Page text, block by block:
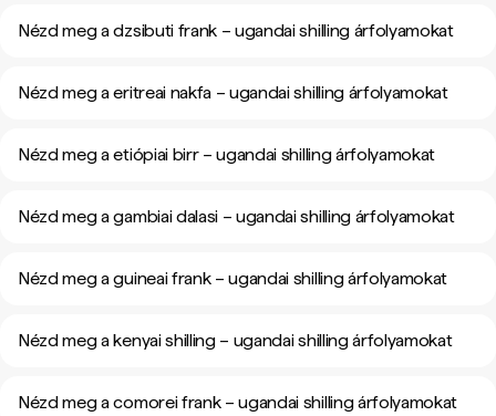
Nézd meg a dzsibuti frank – ugandai shilling árfolyamokat
Nézd meg a eritreai nakfa – ugandai shilling árfolyamokat
Nézd meg a etiópiai birr – ugandai shilling árfolyamokat
Nézd meg a gambiai dalasi – ugandai shilling árfolyamokat
Nézd meg a guineai frank – ugandai shilling árfolyamokat
Nézd meg a kenyai shilling – ugandai shilling árfolyamokat
Nézd meg a comorei frank – ugandai shilling árfolyamokat